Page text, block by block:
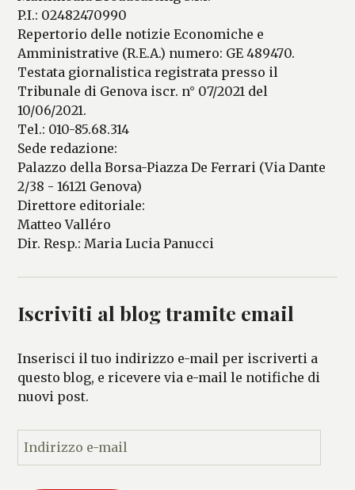
P.I.: 02482470990
Repertorio delle notizie Economiche e
Amministrative (R.E.A.) numero: GE 489470.
Testata giornalistica registrata presso il
Tribunale di Genova iscr. n° 07/2021 del
10/06/2021.
Tel.: 010-85.68.314
Sede redazione:
Palazzo della Borsa-Piazza De Ferrari (Via Dante
2/38 - 16121 Genova)
Direttore editoriale:
Matteo Valléro
Dir. Resp.: Maria Lucia Panucci
Iscriviti al blog tramite email
Inserisci il tuo indirizzo e-mail per iscriverti a
questo blog, e ricevere via e-mail le notifiche di
nuovi post.
n